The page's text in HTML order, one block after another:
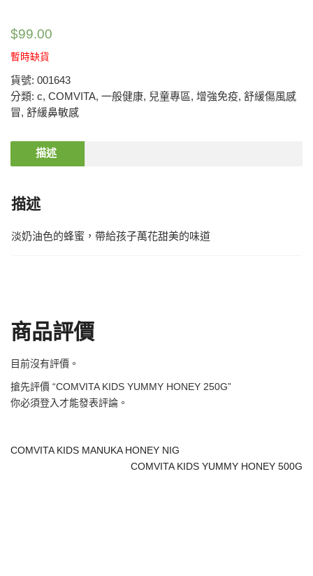
$99.00
暫時缺貨
貨號: 001643
分類: c, COMVITA, 一般健康, 兒童專區, 增強免疫, 舒緩傷風感
冒, 舒緩鼻敏感
描述
描述
淡奶油色的蜂蜜，帶給孩子萬花甜美的味道
商品評價
目前沒有評價。
搶先評價 “COMVITA KIDS YUMMY HONEY 250G”
你必須登入 才能發表評論。
COMVITA KIDS MANUKA HONEY NIG
COMVITA KIDS YUMMY HONEY 500G